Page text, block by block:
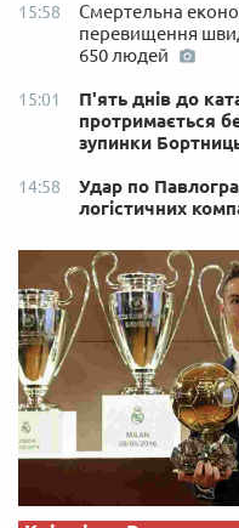
15:58
Смертельна
перевищення
650 людей
15:01
П'ять днів до
протримається
зупинки
14:58
Удар по
логістичних